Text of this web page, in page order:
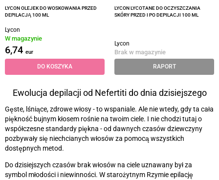
LYCON OLEJEK DO WOSKOWANIA PRZED
DEPILACJĄ 100 ML
Lycon
W magazynie
6,74 eur
DO KOSZYKA
LYCON LYCOTANE DO OCZYSZCZANIA
SKÓRY PRZED I PO DEPILACJI 100 ML
Lycon
Brak w magazynie
RAPORT
Ewolucja depilacji od Nefertiti do dnia dzisiejszego
Gęste, lśniące, zdrowe włosy - to wspaniale. Ale nie wtedy, gdy ta cała
piękność bujnym kłosem rośnie na twoim ciele. I nie chodzi tutaj o
współczesne standardy piękna - od dawnych czasów dziewczyny
pozbywały się niechcianych włosów za pomocą wszystkich
dostępnych metod.
Do dzisiejszych czasów brak włosów na ciele uznawany był za
symbol młodości i niewinności. W starożytnym Rzymie epilację